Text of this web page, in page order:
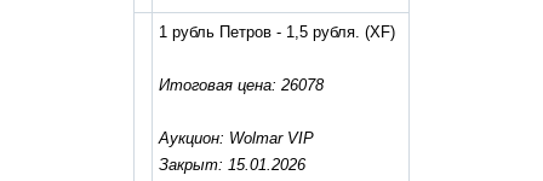
1 рубль Петров - 1,5 рубля. (XF)
Итоговая цена: 26078
Аукцион: Wolmar VIP
Закрыт: 15.01.2026